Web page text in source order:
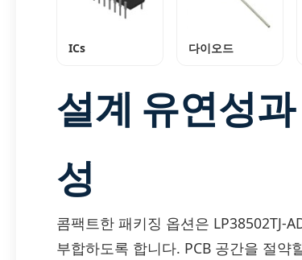
ICs 다이오드
설계 유연성
성
콤팩트한 패키징 옵션은 LP38502TJ-
부합하도록 합니다. PCB 공간을 절